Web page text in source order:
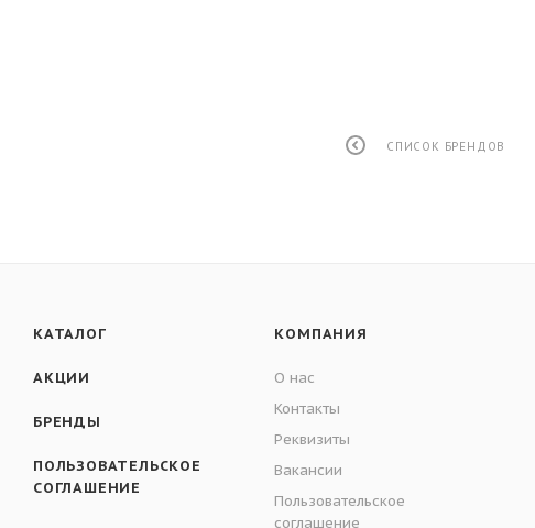
СПИСОК БРЕНДОВ
КАТАЛОГ
АКЦИИ
БРЕНДЫ
ПОЛЬЗОВАТЕЛЬСКОЕ
СОГЛАШЕНИЕ
КОМПАНИЯ
О нас
Контакты
Реквизиты
Вакансии
Пользовательское
соглашение